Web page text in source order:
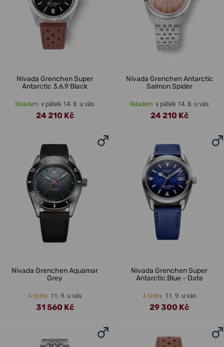
Nivada Grenchen Super
Antarctic 3.6.9 Black
Skladem v pátek 14. 8. u vás
24 210 Kč
Nivada Grenchen Antarctic
Salmon Spider
Skladem v pátek 14. 8. u vás
24 210 Kč
Nivada Grenchen Aquamar
Grey
4 týdny 11. 9. u vás
31 560 Kč
Nivada Grenchen Super
Antarctic Blue - Date
4 týdny 11. 9. u vás
29 300 Kč